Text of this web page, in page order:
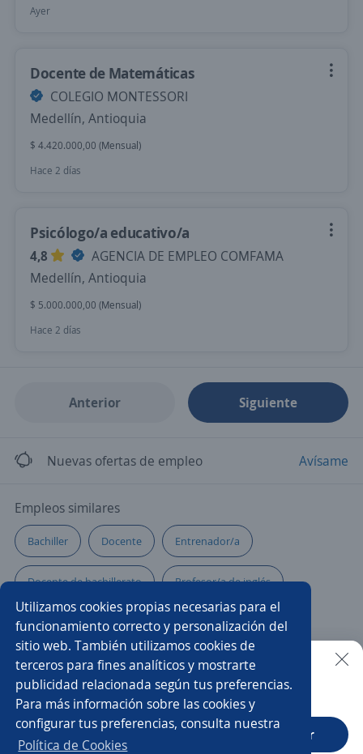
Utilizamos cookies propias necesarias para el
funcionamiento correcto y personalización del
sitio web. También utilizamos cookies de
terceros para fines analíticos y mostrarte
publicidad relacionada según tus preferencias.
Para más información sobre las cookies y
configurar tus preferencias, consulta nuestra
Política de Cookies
Ayer
Docente de Matemáticas
COLEGIO MONTESSORI
Medellín, Antioquia
$ 4.420.000,00 (Mensual)
Hace 2 días
Psicólogo/a educativo/a
4,8
AGENCIA DE EMPLEO COMFAMA
Medellín, Antioquia
$ 5.000.000,00 (Mensual)
Hace 2 días
Anterior Siguiente
Nuevas ofertas de empleo Avísame
Empleos similares
Bachiller Docente Entrenador/a
Docente de bachillerato Profesor/a de inglés
Psicólogo educativo Orientador/a de sala
Maestro/a de obra Maestro/a de cocina
Traductor bilingüe Docente en ciencias sociales
Bachilleres Docente de matemáticas y física
Buscar es más fácil en la app
CT App Abrir